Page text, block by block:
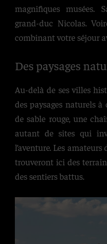
magnifiques musées.
grand-duc Nicolas.
combinant votre séjour
Des paysages
Au-delà de ses villes
des paysages naturels
de sable rouge, une
autant de sites qui
l’aventure. Les
trouveront ici des
des sentiers battus.